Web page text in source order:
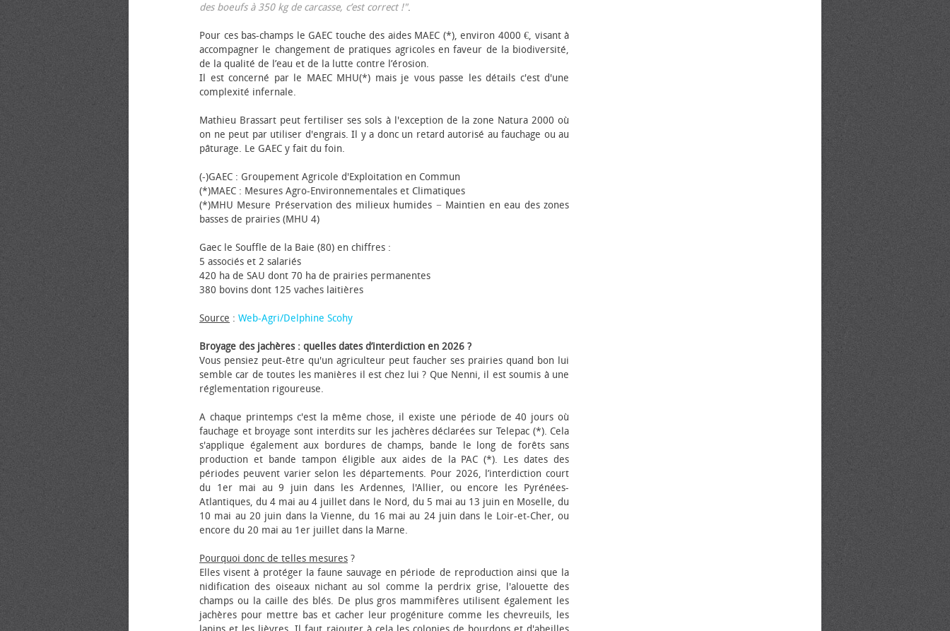
des bœufs à 350 kg de carcasse, c’est correct !".
Pour ces bas-champs le GAEC touche des aides MAEC (*), environ 4000 €, visant à
accompagner le changement de pratiques agricoles en faveur de la biodiversité,
de la qualité de l’eau et de la lutte contre l’érosion.
Il est concerné par le MAEC MHU(*) mais je vous passe les détails c'est d'une
complexité infernale.
Mathieu Brassart peut fertiliser ses sols à l'exception de la zone Natura 2000 où
on ne peut par utiliser d'engrais. Il y a donc un retard autorisé au fauchage ou au
pâturage. Le GAEC y fait du foin.
(-)GAEC : Groupement Agricole d'Exploitation en Commun
(*)MAEC : Mesures Agro-Environnementales et Climatiques
(*)MHU Mesure Préservation des milieux humides − Maintien en eau des zones
basses de prairies (MHU 4)
Gaec le Souffle de la Baie (80) en chiffres :
5 associés et 2 salariés
420 ha de SAU dont 70 ha de prairies permanentes
380 bovins dont 125 vaches laitières
Source : Web-Agri/Delphine Scohy
Broyage des jachères : quelles dates d’interdiction en 2026 ?
Vous pensiez peut-être qu'un agriculteur peut faucher ses prairies quand bon lui
semble car de toutes les manières il est chez lui ? Que Nenni, il est soumis à une
réglementation rigoureuse.
A chaque printemps c'est la même chose, il existe une période de 40 jours où
fauchage et broyage sont interdits sur les jachères déclarées sur Telepac (*). Cela
s'applique également aux bordures de champs, bande le long de forêts sans
production et bande tampon éligible aux aides de la PAC (*). Les dates des
périodes peuvent varier selon les départements. Pour 2026, l’interdiction court
du 1er mai au 9 juin dans les Ardennes, l'Allier, ou encore les Pyrénées-
Atlantiques, du 4 mai au 4 juillet dans le Nord, du 5 mai au 13 juin en Moselle, du
10 mai au 20 juin dans la Vienne, du 16 mai au 24 juin dans le Loir-et-Cher, ou
encore du 20 mai au 1er juillet dans la Marne.
Pourquoi donc de telles mesures ?
Elles visent à protéger la faune sauvage en période de reproduction ainsi que la
nidification des oiseaux nichant au sol comme la perdrix grise, l'alouette des
champs ou la caille des blés. De plus gros mammifères utilisent également les
jachères pour mettre bas et cacher leur progéniture comme les chevreuils, les